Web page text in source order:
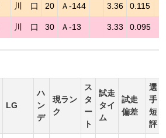
川 口 20 Ａ-144 3.36 0.115
川 口 30 Ａ-13 3.33 0.095
LG
ハ
ン
デ
現ラン
ク
ス
タ
ー
ト
試走
タイ
ム
試走
偏差
選
手
短
評